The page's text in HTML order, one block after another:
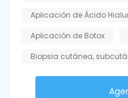
Aplicación de Ácido
Aplicación de Botox
Biopsia cutánea,